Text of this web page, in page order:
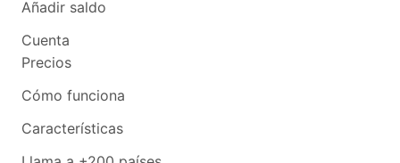
Añadir saldo
Cuenta
Precios
Cómo funciona
Características